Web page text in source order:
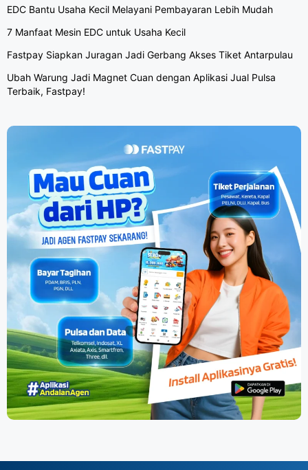
EDC Bantu Usaha Kecil Melayani Pembayaran Lebih Mudah
7 Manfaat Mesin EDC untuk Usaha Kecil
Fastpay Siapkan Juragan Jadi Gerbang Akses Tiket Antarpulau
Ubah Warung Jadi Magnet Cuan dengan Aplikasi Jual Pulsa
Terbaik, Fastpay!